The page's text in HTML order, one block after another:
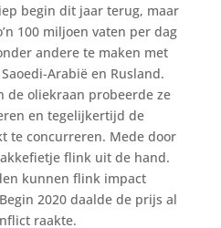
begin dit jaar terug, maar
100 miljoen vaten per dag
andere te maken met
Arabië en Rusland.
de oliekraan probeerde ze
en tegelijkertijd de
te concurreren. Mede door
flink uit de hand.
kunnen flink impact
2020 daalde de prijs al
raakte.